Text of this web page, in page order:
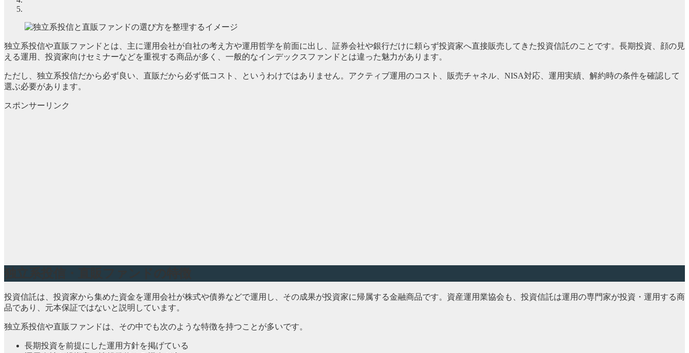
独立系投信や直販ファンドとは、主に運用会社が自社の考え方や運用哲学を前面に出し、証券会社や銀行だけに頼らず投資家へ直接販売してきた投資信託のことです。長期投資、顔の見
える運用、投資家向けセミナーなどを重視する商品が多く、一般的なインデックスファンドとは違った魅力があります。
ただし、独立系投信だから必ず良い、直販だから必ず低コスト、というわけではありません。アクティブ運用のコスト、販売チャネル、NISA対応、運用実績、解約時の条件を確認して
選ぶ必要があります。
スポンサーリンク
投資信託は、投資家から集めた資金を運用会社が株式や債券などで運用し、その成果が投資家に帰属する金融商品です。資産運用業協会も、投資信託は運用の専門家が投資・運用する商
品であり、元本保証ではないと説明しています。
独立系投信や直販ファンドは、その中でも次のような特徴を持つことが多いです。
長期投資を前提にした運用方針を掲げている